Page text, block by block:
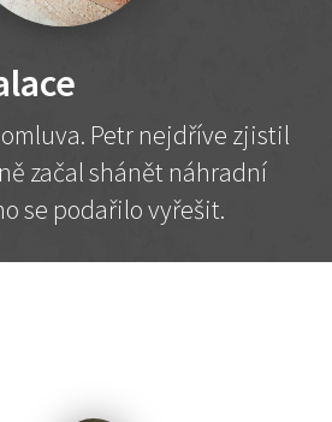
Petr nejdříve zjistil
začal shánět náhradní
se podařilo vyřešit.